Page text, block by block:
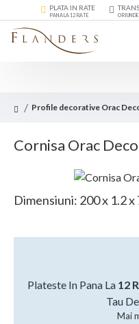
PLATA IN RATE
PANA LA 12 RATE
Profile decorative Orac
Cornisa Orac
Dimensiuni: 200 x 1.2 x
Plateste In Pana La 12
Tau
Mai